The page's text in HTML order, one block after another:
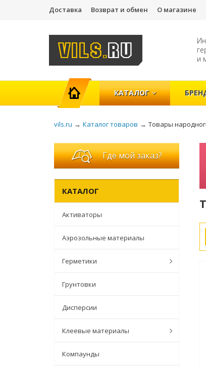
Доставка Возврат и обмен О магазине
и
ГЛАВНАЯ
КАТАЛОГ
vils.ru → Каталог товаров → Товары
Где мой заказ?
КАТАЛОГ
Активаторы
Аэрозольные материалы
Герметики
Грунтовки
Дисперсии
Клеевые материалы
Компаунды